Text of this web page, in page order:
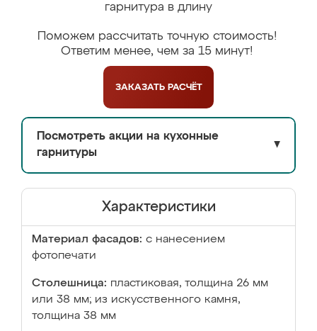
гарнитура в длину
Поможем рассчитать точную стоимость!
Ответим менее, чем за 15 минут!
ЗАКАЗАТЬ РАСЧЁТ
Посмотреть акции на кухонные
гарнитуры
▼
Характеристики
Материал фасадов: с нанесением
фотопечати
Столешница: пластиковая, толщина 26 мм
или 38 мм; из искусственного камня,
толщина 38 мм